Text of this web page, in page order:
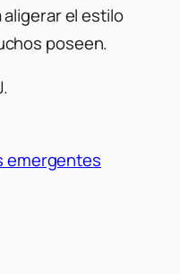
el estilo
poseen.
emergentes